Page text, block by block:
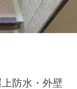
防水・外壁